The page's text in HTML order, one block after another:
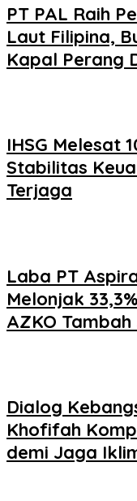
PT PAL Raih
Laut Filipina,
Kapal Perang
IHSG Melesat
Stabilitas
Terjaga
Laba PT
Melonjak
AZKO
Dialog
Khofifah
demi Jaga